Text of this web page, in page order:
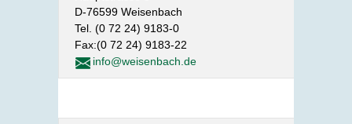
D-76599 Weisenbach
Tel. (0 72 24) 9183-0
Fax:(0 72 24) 9183-22
info@weisenbach.de